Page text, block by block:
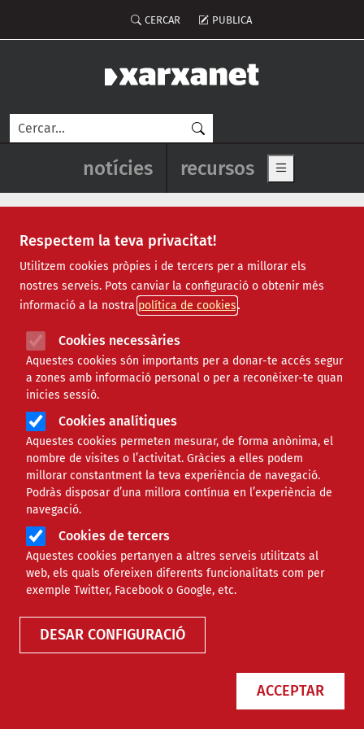
Respectem la teva privacitat!
Utilitzem cookies pròpies i de tercers per a millorar els
nostres serveis. Pots canviar la configuració o obtenir més
informació a la nostra política de cookies
Cookies necessàries
Aquestes cookies són importants per a donar-te accés segur
a zones amb informació personal o per a reconèixer-te quan
inicies sessió.
Cookies analítiques
Aquestes cookies permeten mesurar, de forma anònima, el
nombre de visites o l’activitat. Gràcies a elles podem
millorar constantment la teva experiència de navegació.
Podràs disposar d’una millora contínua en l’experiència de
navegació.
Cookies de tercers
Aquestes cookies pertanyen a altres serveis utilitzats al
web, els quals ofereixen diferents funcionalitats com per
exemple Twitter, Facebook o Google, etc.
DESAR CONFIGURACIÓ
ACCEPTAR
Menú del compte d'usuari
CERCAR PUBLICA
Cerca
Navegació principal de
notícies recursos Show main
Notícies
Totes | Ambiental | Comunitari | Cultural | Social
|
Internacional | Projectes | Jurídic | Tecnològic
Formació